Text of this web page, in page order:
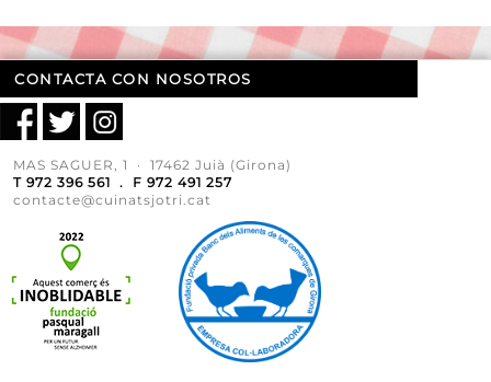
CONTACTA CON NOSOTROS
MAS SAGUER, 1 · 17462 Juià (Girona)
T 972 396 561 . F 972 491 257
contacte@cuinatsjotri.cat